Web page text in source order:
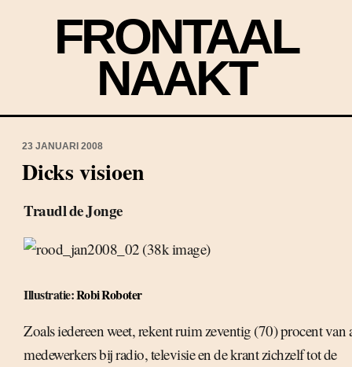
FRONTAAL
NAAKT
23 JANUARI 2008
Dicks visioen
Traudl de Jonge
Illustratie:Robi Roboter
Zoals iedereen weet, rekent ruim zeventig (70) procent van
medewerkers bij radio, televisie en de krant zichzelf tot de